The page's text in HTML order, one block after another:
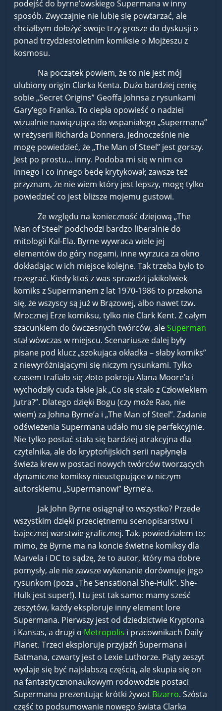
podejść do byrne’owskiego Supermana w inny
sposób. Zwyczajnie nie lubię się powtarzać, ale
chciałbym dołożyć swoje trzy grosze do dyskusji o
ponad trzydziestoletnim komiksie o Mojżeszu z
kosmosu.
Na początek powiem, że to nie jest mój
ulubiony origin Clarka Kenta. Dużo bardziej cenię
sobie „Secret Origins” Geoffa Johnsa z rysunkami
Gary’ego Franka. To ciepła opowieść o nadziei
wizualnie nawiązująca do wspaniałego „Supermana”
w reżyserii Richarda Donnera. Jednocześnie nie
mogę powiedzieć, że „The Man of Steel” jest gorszy.
Jest po prostu… inny. Podoba mi się w nim co
innego i co innego będę krytykował; zawsze też
przyznam, że nie wiem który jest lepszy, mogę tylko
powiedzieć co jest bliższe mojemu gustowi.
Ze względu na konieczność dziejową „The
Man of Steel” podchodzi bardzo liberalnie do
mitologii Kal-Ela. Byrne wywraca wiele jej
elementów do góry nogami, inne wyrzuca za okno
dokładając w ich miejsce kolejne. Tak trzeba było to
rozegrać. Kiedy ktoś z was sprawdzi jakikolwiek
komiks z Supermanem z lat 1970-1986 to przekona
się, że wszyscy są już w Brązowej, albo nawet tzw.
Mrocznej Erze komiksu, tylko nie Clark Kent. Z całym
szacunkiem do ówczesnych twórców, aleSuperman
stał wówczas w miejscu. Scenariusze dalej były
pisane pod klucz „szokująca okładka – słaby komiks”
z niewyróżniającymi się niczym rysunkami. Tylko
czasem trafiało się złoto pokroju Alana Moore’a i
wychodziły cuda takie jak „Co się stało z Człowiekiem
Jutra?”. Dlatego dzięki Bogu (czy może Rao, nie
wiem) za Johna Byrne’a i „The Man of Steel”. Zadanie
odświeżenia Supermana udało mu się perfekcyjnie.
Nie tylko postać stała się bardziej atrakcyjna dla
czytelnika, ale do kryptońijskich serii napłynęła
świeża krew w postaci nowych twórców tworzących
dynamiczne komiksy nieustępujące w niczym
autorskiemu „Supermanowi” Byrne’a.
Jak John Byrne osiągnął to wszystko? Przede
wszystkim dzięki przeciętnemu scenopisarstwu i
bajecznej warstwie graficznej. Tak, powiedziałem to;
mimo, że Byrne ma na koncie świetne komiksy dla
Marvela i DC to sądzę, że to autor, który ma dobre
pomysły, ale nie zawsze wykonanie dorównuje jego
rysunkom (poza „The Sensational She-Hulk”. She-
Hulk jest super!). I tu jest tak samo: mamy sześć
zeszytów, każdy eksploruje inny element lore
Supermana. Pierwszy jest od dziedzictwie Kryptona
i Kansas, a drugi o Metropolis i pracownikach Daily
Planet. Trzeci eksploruje przyjaźń Supermana i
Batmana, czwarty jest o Lexie Luthorze. Piąty zeszyt
wydaje się być najsłabszą częścią, ale skupia się on
na fantastycznonaukowym rodowodzie postaci
Supermana prezentując krótki żywot Bizarro. Szósta
część to podsumowanie nowego świata Clarka